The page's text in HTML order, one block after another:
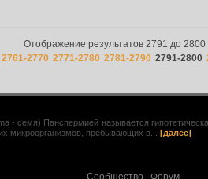
Отображение результатов 2791 до 2800
2761-2770 2771-2780 2781-2790 2791-2800
- семя) Панспермией называется
микроорганизмов, пребывающих в... [далее]
Сообщество Форум